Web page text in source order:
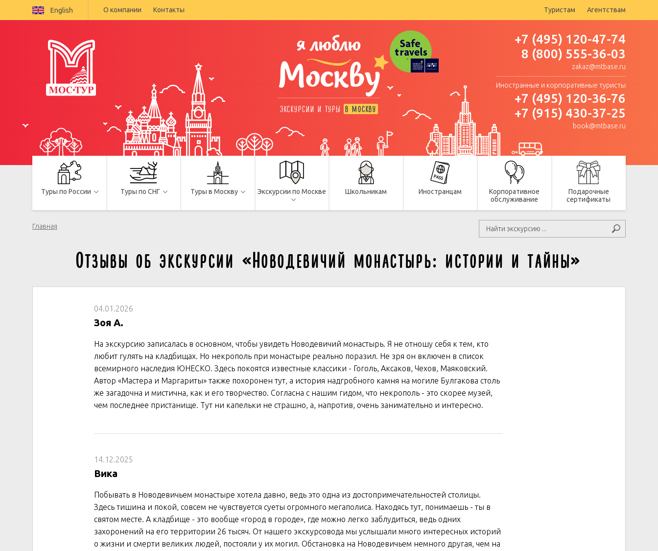
English О компании Контакты Туристам Агентствам
я люблю
Москву
ЭКСКУРСИИ И ТУРЫ В МОСКВУ
+7 (495) 120-47-74
8 (800) 555-36-03
zakaz@mtbase.ru
Иностранные и корпоративные туристы
+7 (495) 120-36-76
+7 (915) 430-37-25
book@mtbase.ru
Туры по России Туры по СНГ Туры в Москву Экскурсии по Москве Школьникам Иностранцам
Корпоративное
обслуживание
Подарочные
сертификаты
Главная
Отзывы об экскурсии «Новодевичий монастырь: истории и тайны»
04.01.2026
Зоя А.
На экскурсию записалась в основном, чтобы увидеть Новодевичий монастырь. Я не отношу себя к тем, кто
любит гулять на кладбищах. Но некрополь при монастыре реально поразил. Не зря он включен в список
всемирного наследия ЮНЕСКО. Здесь покоятся известные классики - Гоголь, Аксаков, Чехов, Маяковский.
Автор «Мастера и Маргариты» также похоронен тут, а история надгробного камня на могиле Булгакова столь
же загадочна и мистична, как и его творчество. Согласна с нашим гидом, что некрополь - это скорее музей,
чем последнее пристанище. Тут ни капельки не страшно, а, напротив, очень занимательно и интересно.
14.12.2025
Вика
Побывать в Новодевичьем монастыре хотела давно, ведь это одна из достопримечательностей столицы.
Здесь тишина и покой, совсем не чувствуется суеты огромного мегаполиса. Находясь тут, понимаешь - ты в
святом месте. А кладбище - это вообще «город в городе», где можно легко заблудиться, ведь одних
захоронений на его территории 26 тысяч. От нашего экскурсовода мы услышали много интересных историй
о жизни и смерти великих людей, постояли у их могил. Обстановка на Новодевичьем немного другая, чем на